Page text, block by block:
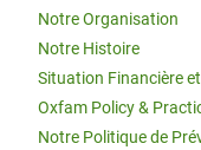
Notre Organisation
Notre Histoire
Situation Financière
Oxfam Policy &
Notre Politique de